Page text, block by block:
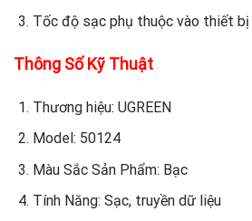
Tốc độ sạc phụ thuộc vào thiết
Thông Số Kỹ Thuật
Thương hiệu: UGREEN
Model: 50124
Màu Sắc Sản Phẩm: Bạc
Tính Năng: Sạc, truyền dữ liệu